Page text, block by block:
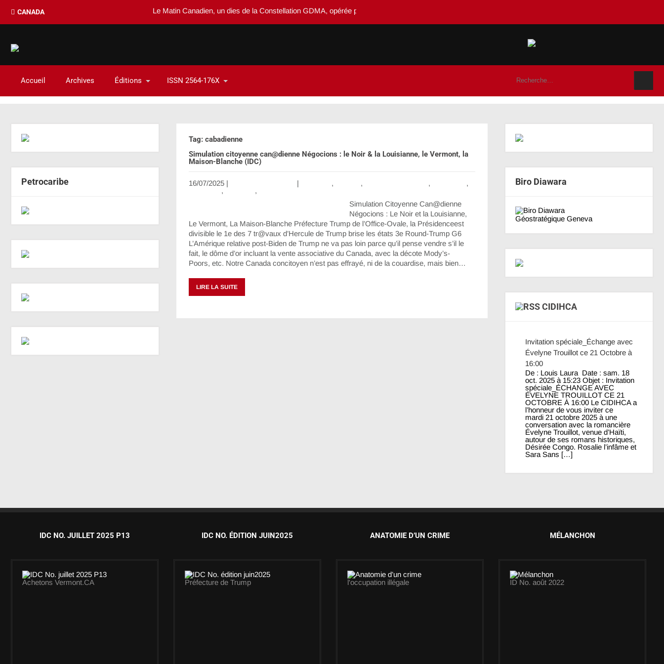
CANADA Le Matin Canadien, un dies de la Constellation GDMA, opérée par Système-dedieu
Accueil Archives Éditions ISSN 2564-176X
Petrocaribe
Tag: cabadienne
Simulation citoyenne can@dienne Négocions : le Noir & la Louisianne, le Vermont, la
Maison-Blanche (IDC)
16/07/2025 | | , , ,
,
, ,
Simulation Citoyenne Can@dienne
Négocions : Le Noir et la Louisianne,
Le Vermont, La Maison-Blanche Préfecture Trump de l’Office-Ovale, la Présidenceest
divisible le 1e des 7 tr@vaux d’Hercule de Trump brise les états 3e Round-Trump G6
L’Amérique relative post-Biden de Trump ne va pas loin parce qu’il pense vendre s’il le
fait, le dôme d’or incluant la vente associative du Canada, avec la décote Mody’s-
Poors, etc. Notre Canada concitoyen n’est pas effrayé, ni de la couardise, mais bien…
LIRE LA SUITE
Biro Diawara
Géostratégique Geneva
CIDIHCA
Invitation spéciale_Échange avec
Évelyne Trouillot ce 21 Octobre à
16:00
De : Louis Laura Date : sam. 18
oct. 2025 à 15:23 Objet : Invitation
spéciale_ÉCHANGE AVEC
ÉVELYNE TROUILLOT CE 21
OCTOBRE À 16:00 Le CIDIHCA a
l’honneur de vous inviter ce
mardi 21 octobre 2025 à une
conversation avec la romancière
Évelyne Trouillot, venue d’Haïti,
autour de ses romans historiques,
Désirée Congo. Rosalie l’infâme et
Sara Sans […]
IDC NO. JUILLET 2025 P13
Achetons Vermont.CA
IDC NO. ÉDITION JUIN2025
Préfecture de Trump
ANATOMIE D’UN CRIME
l'occupation illégale
MÉLANCHON
ID No. août 2022